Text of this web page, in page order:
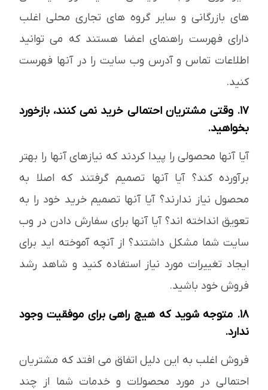
های بازرگانی و سایر گروه های تجاری محلی اغلب
دارای فهرست راهنمای اعضا هستند که می توانید
اطلاعات تماس و آدرس وب سایت را در آنها فهرست
کنید.
17. وقتی مشتریان احتمالی خرید نمی کنند، بازخورد
بخواهید.
آیا آنها محصولی را پیدا کردند که نیازهای آنها را بهتر
برآورده کند؟ آیا آنها تصمیم گرفتند که اصلا به
محصول نیاز ندارند؟ آیا آنها تصمیم خرید خود را به
تعویق انداخته اند؟ آیا آنها برای سفارش دادن در وب
سایت شما مشکل داشتند؟ از آنچه آموخته اید برای
ایجاد تغییرات مورد نیاز استفاده کنید و شاهد رشد
فروش خود باشید.
18. متوجه شوید که هیچ راهی برای موفقیت وجود
ندارد.
فروش اغلب به این دلیل اتفاق می افتد که مشتریان
احتمالی در مورد محصولات و خدمات شما از چند